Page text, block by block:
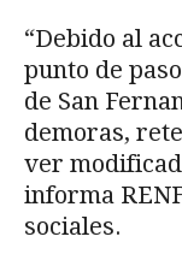
“Debido al
punto de
de San
demoras,
ver
informa
sociales.